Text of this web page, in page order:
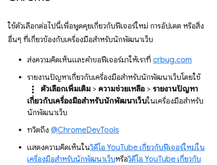
ใช้ตัวเลือกต่อไปนี้เพื่อพูดคุยเกี่ยวกับฟีเจอร์ใหม่ การอัปเดต หรือสิ่ง
อื่นๆ ที่เกี่ยวข้องกับเครื่องมือสำหรับนักพัฒนาเว็บ
ส่งความคิดเห็นและคำขอฟีเจอร์มาให้เราที่ crbug.com
รายงานปัญหาเกี่ยวกับเครื่องมือสำหรับนักพัฒนาเว็บโดยใช้
more_vert ตัวเลือกเพิ่มเติม > ความช่วยเหลือ > รายงานปัญหา
เกี่ยวกับเครื่องมือสำหรับนักพัฒนาเว็บในเครื่องมือสำหรับ
นักพัฒนาเว็บ
ทวีตถึง @ChromeDevTools
แสดงความคิดเห็นในวิดีโอ YouTube เกี่ยวกับฟีเจอร์ใหม่ใน
เครื่องมือสำหรับนักพัฒนาเว็บหรือวิดีโอ YouTube เกี่ยวกับ